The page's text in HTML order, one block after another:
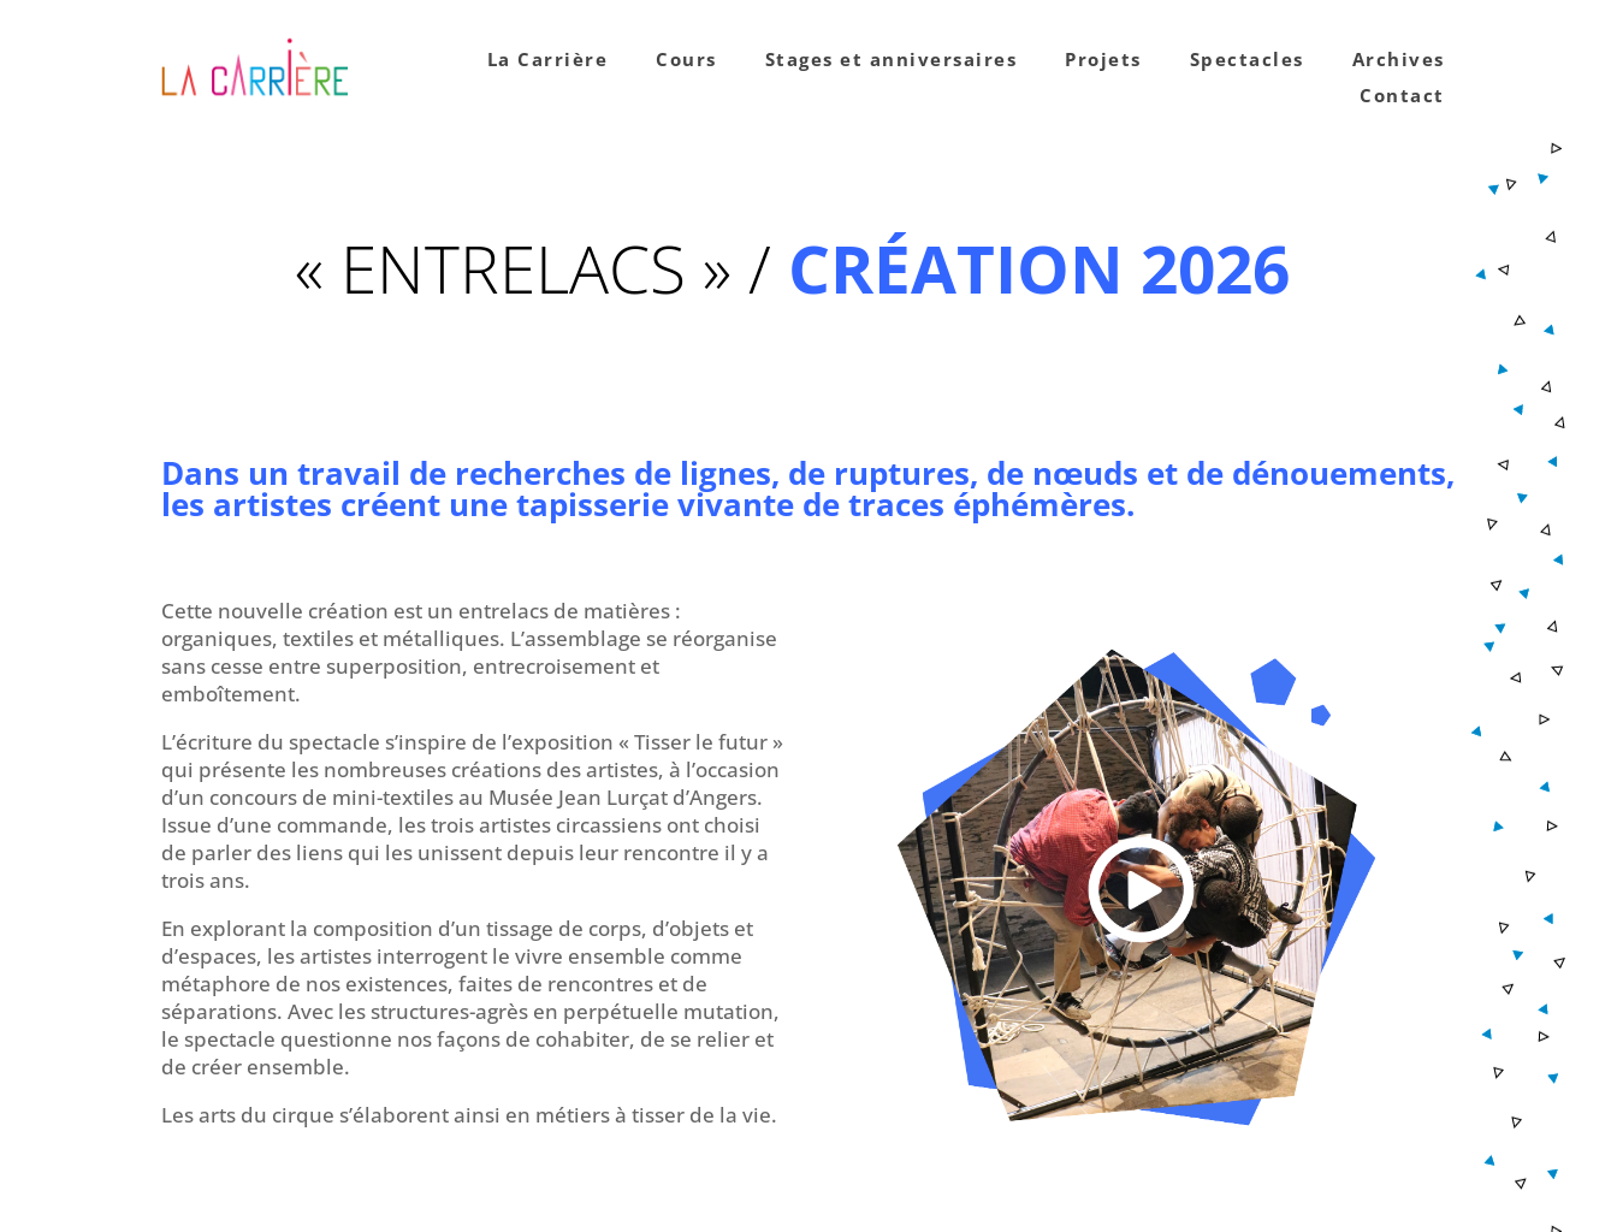
La Carrière Cours Stages et anniversaires Projets Spectacles
Archives
Contact
« ENTRELACS » / CRÉATION 2026
Dans un travail de recherches de lignes, de ruptures, de nœuds et de dénouements,
les artistes créent unetapisserie vivante de traces éphémères.
Cette nouvelle création est un entrelacs de matières :
organiques, textiles et métalliques. L’assemblage se réorganise
sans cesse entre superposition, entrecroisement et
emboîtement.
L’écriture du spectacle s’inspire de l’exposition « Tisser le futur »
qui présente les nombreuses créations des artistes, à l’occasion
d’un concours de mini-textiles au Musée Jean Lurçat d’Angers.
Issue d’une commande, les trois artistes circassiens ont choisi
de parler des liens qui les unissent depuis leur rencontre il y a
trois ans.
En explorant la composition d’un tissage de corps, d’objets et
d’espaces, les artistes interrogent le vivre ensemble comme
métaphore de nos existences, faites de rencontres et de
séparations. Avec les structures-agrès en perpétuelle mutation,
le spectacle questionne nos façons de cohabiter, de se relier et
de créer ensemble.
Les arts du cirque s’élaborent ainsi en métiers à tisser de la vie.